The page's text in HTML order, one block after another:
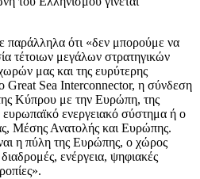
ότι «δεν μπορούμε να
τέτοιων μεγάλων στρατηγικών
μας και της ευρύτερης
Great Sea Interconnector, η σύνδεση
Κύπρου με την Ευρώπη, της
ενεργειακό σύστημα ή ο
Μέσης Ανατολής και Ευρώπης.
η πύλη της Ευρώπης, ο χώρος
ενέργεια, ψηφιακές